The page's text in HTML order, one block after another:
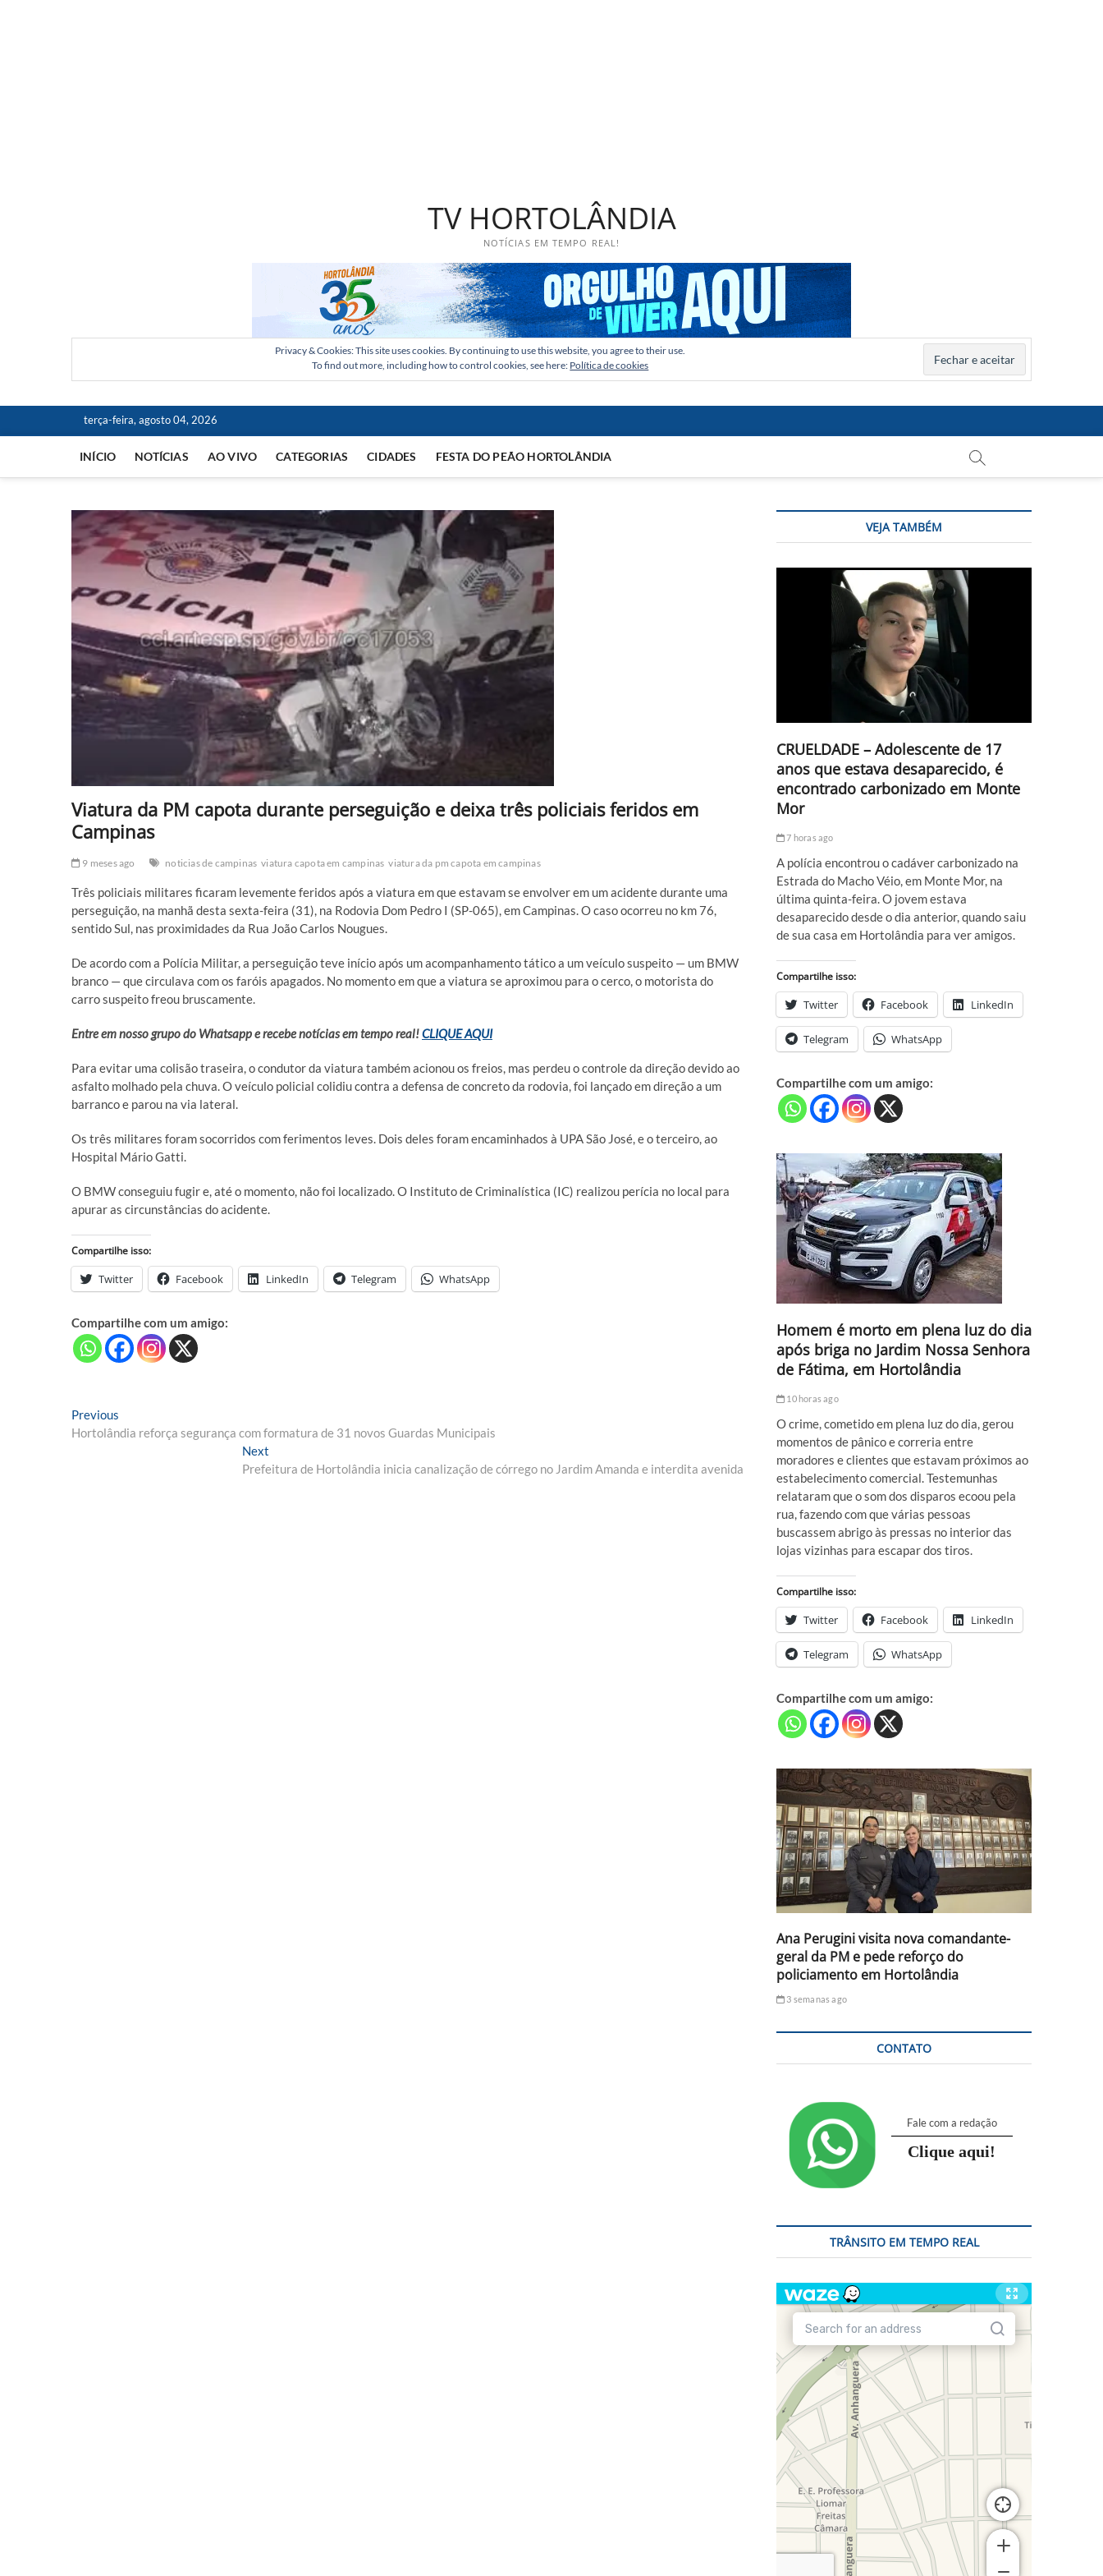
TV HORTOLÂNDIA
NOTÍCIAS EM TEMPO REAL!
Privacy & Cookies: This site uses cookies. By continuing to use this website, you agree to their use.
To find out more, including how to control cookies, see here: Política de cookies
terça-feira, agosto 04, 2026
INÍCIO NOTÍCIAS AO VIVO CATEGORIAS CIDADES FESTA DO PEÃO HORTOLÂNDIA
Viatura da PM capota durante perseguição e deixa três policiais feridos em
Campinas
9 meses ago noticias de campinas viatura capota em campinas viatura da pm capota em campinas
Três policiais militares ficaram levemente feridos após a viatura em que estavam se envolver em um acidente durante uma
perseguição, na manhã desta sexta-feira (31), na Rodovia Dom Pedro I (SP-065), em Campinas. O caso ocorreu no km 76,
sentido Sul, nas proximidades da Rua João Carlos Nougues.
De acordo com a Polícia Militar, a perseguição teve início após um acompanhamento tático a um veículo suspeito — um BMW
branco — que circulava com os faróis apagados. No momento em que a viatura se aproximou para o cerco, o motorista do
carro suspeito freou bruscamente.
Entre em nosso grupo do Whatsapp e recebe notícias em tempo real!CLIQUE AQUI
Para evitar uma colisão traseira, o condutor da viatura também acionou os freios, mas perdeu o controle da direção devido ao
asfalto molhado pela chuva. O veículo policial colidiu contra a defensa de concreto da rodovia, foi lançado em direção a um
barranco e parou na via lateral.
Os três militares foram socorridos com ferimentos leves. Dois deles foram encaminhados à UPA São José, e o terceiro, ao
Hospital Mário Gatti.
O BMW conseguiu fugir e, até o momento, não foi localizado. O Instituto de Criminalística (IC) realizou perícia no local para
apurar as circunstâncias do acidente.
Compartilhe isso:
Twitter Facebook LinkedIn Telegram WhatsApp
Compartilhe com um amigo:
Navegação
de
Previous
post:
Hortolândia reforça segurança com formatura de 31 novos Guardas Municipais
Next
post:
Prefeitura de Hortolândia inicia canalização de córrego no Jardim Amanda e interdita avenida
VEJA TAMBÉM
CRUELDADE – Adolescente de 17
anos que estava desaparecido, é
encontrado carbonizado em Monte
Mor
7 horas ago
A polícia encontrou o cadáver carbonizado na
Estrada do Macho Véio, em Monte Mor, na
última quinta-feira. O jovem estava
desaparecido desde o dia anterior, quando saiu
de sua casa em Hortolândia para ver amigos.
Compartilhe isso:
Twitter Facebook LinkedIn
Telegram WhatsApp
Compartilhe com um amigo:
Homem é morto em plena luz do dia
após briga no Jardim Nossa Senhora
de Fátima, em Hortolândia
10 horas ago
O crime, cometido em plena luz do dia, gerou
momentos de pânico e correria entre
moradores e clientes que estavam próximos ao
estabelecimento comercial. Testemunhas
relataram que o som dos disparos ecoou pela
rua, fazendo com que várias pessoas
buscassem abrigo às pressas no interior das
lojas vizinhas para escapar dos tiros.
Compartilhe isso:
Twitter Facebook LinkedIn
Telegram WhatsApp
Compartilhe com um amigo:
Ana Perugini visita nova comandante-
geral da PM e pede reforço do
policiamento em Hortolândia
3 semanas ago
CONTATO
Fale com a redação
Clique aqui!
TRÂNSITO EM TEMPO REAL